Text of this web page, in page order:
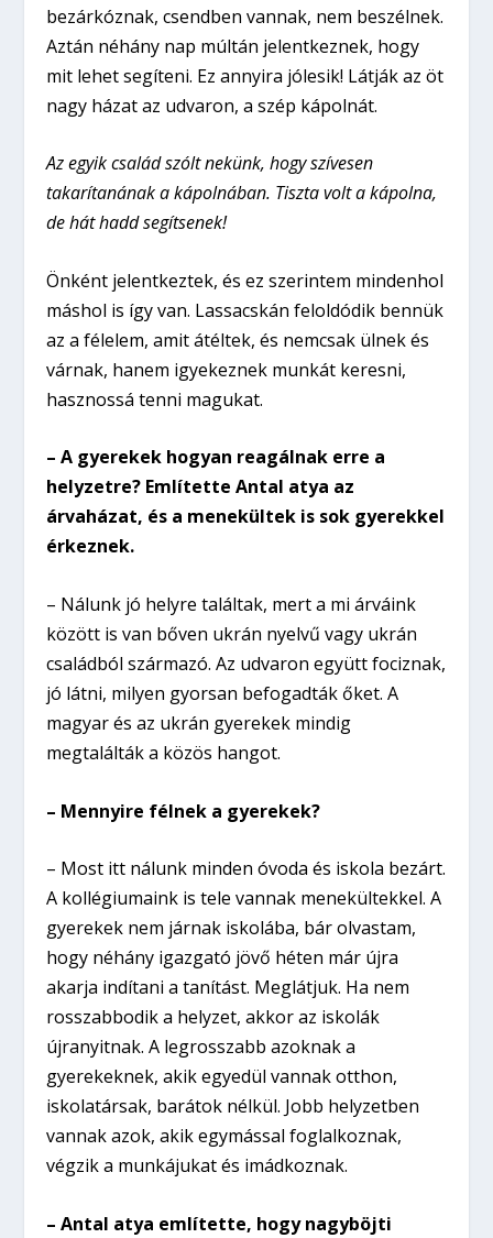
bezárkóznak, csendben vannak, nem beszélnek.
Aztán néhány nap múltán jelentkeznek, hogy
mit lehet segíteni. Ez annyira jólesik! Látják az öt
nagy házat az udvaron, a szép kápolnát.
Az egyik család szólt nekünk, hogy szívesen
takarítanának a kápolnában. Tiszta volt a kápolna,
de hát hadd segítsenek!
Önként jelentkeztek, és ez szerintem mindenhol
máshol is így van. Lassacskán feloldódik bennük
az a félelem, amit átéltek, és nemcsak ülnek és
várnak, hanem igyekeznek munkát keresni,
hasznossá tenni magukat.
– A gyerekek hogyan reagálnak erre a
helyzetre? Említette Antal atya az
árvaházat, és a menekültek is sok gyerekkel
érkeznek.
– Nálunk jó helyre találtak, mert a mi árváink
között is van bőven ukrán nyelvű vagy ukrán
családból származó. Az udvaron együtt fociznak,
jó látni, milyen gyorsan befogadták őket. A
magyar és az ukrán gyerekek mindig
megtalálták a közös hangot.
– Mennyire félnek a gyerekek?
– Most itt nálunk minden óvoda és iskola bezárt.
A kollégiumaink is tele vannak menekültekkel. A
gyerekek nem járnak iskolába, bár olvastam,
hogy néhány igazgató jövő héten már újra
akarja indítani a tanítást. Meglátjuk. Ha nem
rosszabbodik a helyzet, akkor az iskolák
újranyitnak. A legrosszabb azoknak a
gyerekeknek, akik egyedül vannak otthon,
iskolatársak, barátok nélkül. Jobb helyzetben
vannak azok, akik egymással foglalkoznak,
végzik a munkájukat és imádkoznak.
– Antal atya említette, hogy nagyböjti